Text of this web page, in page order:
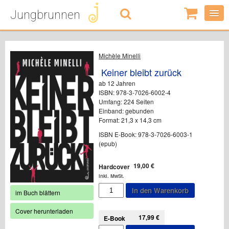
Jungbrunnen
0
Artikel
-
im Buch blättern
Cover herunterladen
Michèle Minelli
Keiner bleibt zurück
ab 12 Jahren
ISBN: 978-3-7026-6002-4
Umfang: 224 Seiten
Einband: gebunden
Format: 21,3 x 14,3 cm
ISBN E-Book: 978-3-7026-6003-1
(epub)
Hardcover 19,00€
inkl. MwSt.
Keiner
bleibt
Menge
In den Warenkorb
E-Book 17,99€